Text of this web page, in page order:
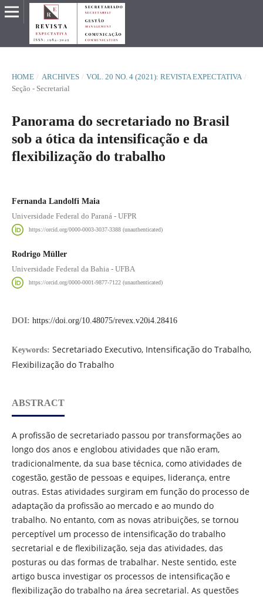
HOME / ARCHIVES / VOL. 20 NO. 4 (2021): REVISTA EXPECTATIVA /
Seção - Secretarial
Panorama do secretariado no Brasil
sob a ótica da intensificação e da
flexibilização do trabalho
Fernanda Landolfi Maia
Universidade Federal do Paraná - UFPR
https://orcid.org/0000-0003-3037-3388 (unauthenticated)
Rodrigo Müller
Universidade Federal da Bahia - UFBA
https://orcid.org/0000-0001-9877-7122 (unauthenticated)
DOI: https://doi.org/10.48075/revex.v20i4.28416
Keywords: Secretariado Executivo, Intensificação do Trabalho,
Flexibilização do Trabalho
ABSTRACT
A profissão de secretariado passou por transformações ao
longo dos anos e englobou atividades que não eram,
tradicionalmente, da sua base técnica, como atividades de
cogestão, gestão de pessoas e equipes, liderança, entre
outras. Estas atividades surgiram em função do processo de
adaptação da profissão ao mercado e ao mundo do
trabalho. No entanto, com as novas atribuições, se tornou
perceptível um processo de intensificação do trabalho
secretarial e de flexibilização, seja das atividades, das
posturas ou das formas de trabalhar. Neste sentido, este
artigo busca investigar os processos de intensificação e
flexibilização do trabalho na área secretarial. As questões